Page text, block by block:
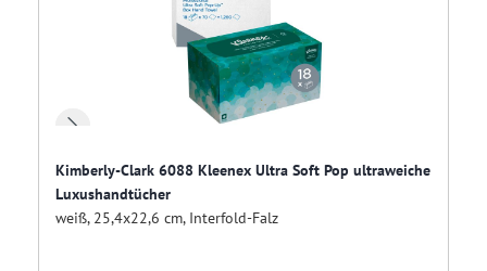
Kimberly-Clark 6088 Kleenex Ultra Soft Pop ultraweiche
Luxushandtücher
weiß, 25,4x22,6 cm, Interfold-Falz